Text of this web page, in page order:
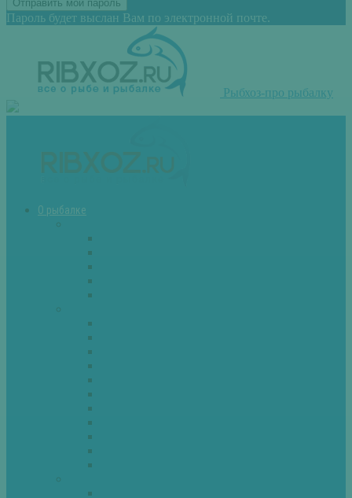
Пароль будет выслан Вам по электронной почте.
Рыбхоз-про рыбалку
О рыбалке